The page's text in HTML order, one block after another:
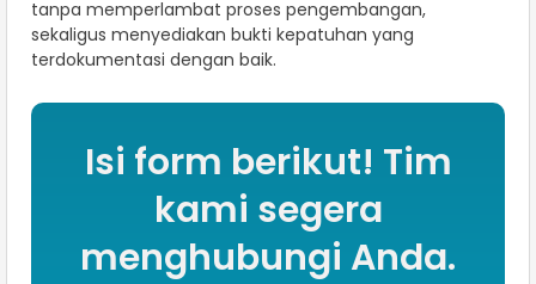
tanpa memperlambat proses pengembangan,
sekaligus menyediakan bukti kepatuhan yang
terdokumentasi dengan baik.
Isi form berikut! Tim
kami segera
menghubungi Anda.